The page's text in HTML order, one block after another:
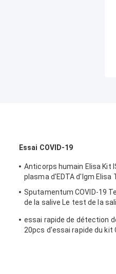
Essai COVID-19
Anticorps humain Elisa Kit
plasma d'EDTA d'Igm Elisa
Sputamentum COVID-19
de la salive Le test de la
essai rapide de détection
20pcs d'essai rapide du kit